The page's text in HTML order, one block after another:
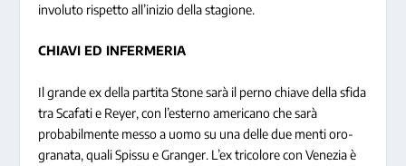
involuto rispetto all’inizio della stagione.
CHIAVI ED INFERMERIA
Il grande ex della partita Stone sarà il perno chiave della sfida
tra Scafati e Reyer, con l’esterno americano che sarà
probabilmente messo a uomo su una delle due menti oro-
granata, quali Spissu e Granger. L’ex tricolore con Venezia è